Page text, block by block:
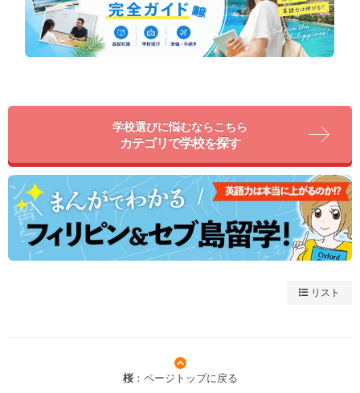
学校選びに悩むならこちら
カテゴリで学校を探す
リスト
桜：ページトップに戻る